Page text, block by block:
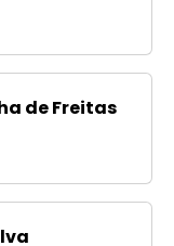
de Freitas